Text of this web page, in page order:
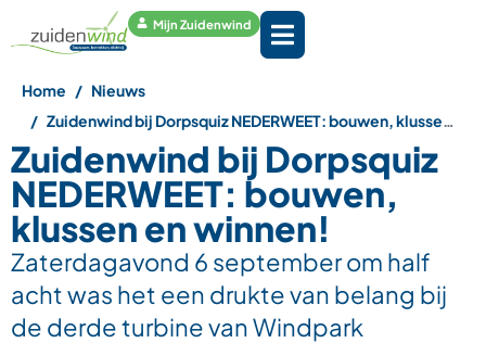
Mijn Zuidenwind
Home
Nieuws
Zuidenwind bij Dorpsquiz NEDERWEET: bouwen, klussen en winnen!
Zuidenwind bij Dorpsquiz
NEDERWEET: bouwen,
klussen en winnen!
Zaterdagavond 6 september om half
acht was het een drukte van belang bij
de derde turbine van Windpark